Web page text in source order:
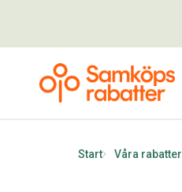
Start Våra rabatter